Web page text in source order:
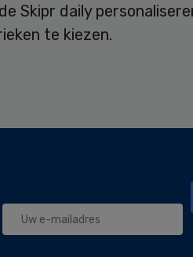
Skipr daily
te kiezen.